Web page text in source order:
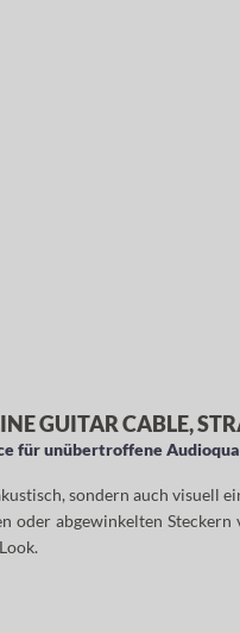
GUITAR CABLE,
für unübertroffene
sondern auch visuell
oder abgewinkelten